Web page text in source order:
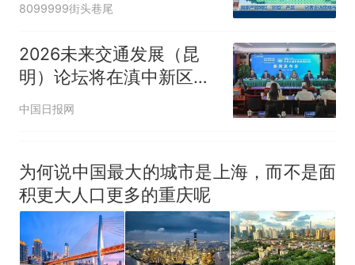
8099999街头巷尾
2026未来交通发展（昆
明）论坛将在滇中新区开
幕
中国日报网
为何说中国最大的城市是上海，而不是面
积更大人口更多的重庆呢